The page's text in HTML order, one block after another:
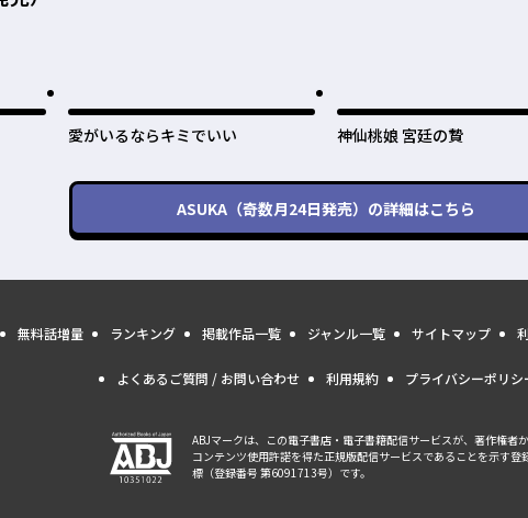
愛がいるならキミでいい 神仙桃娘 宮廷の贄
ASUKA（奇数月24日発売） の詳細はこちら
無料話増量 ランキング 掲載作品一覧 ジャンル一覧 サイトマップ
よくあるご質問 / お問い合わせ 利用規約 プライバシーポリシ
ABJマークは、この電子書店・電子書籍配信サービスが、著作権者
コンテンツ使用許諾を得た正規版配信サービスであることを示す登
標（登録番号 第6091713号）です。